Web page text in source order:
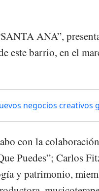
ANA”,
este barrio, en el
negocios creativos
con la
Puedes”; Carlos
y patrimonio,